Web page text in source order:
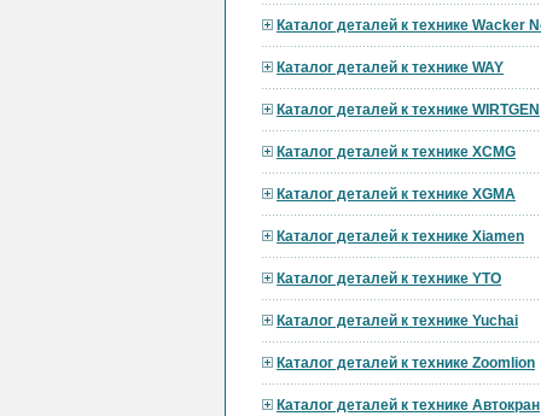
Каталог деталей к технике Wacker
Каталог деталей к технике WAY
Каталог деталей к технике WIRTGEN
Каталог деталей к технике XCMG
Каталог деталей к технике XGMA
Каталог деталей к технике Xiamen
Каталог деталей к технике YTO
Каталог деталей к технике Yuchai
Каталог деталей к технике Zoomlion
Каталог деталей к технике Автокран